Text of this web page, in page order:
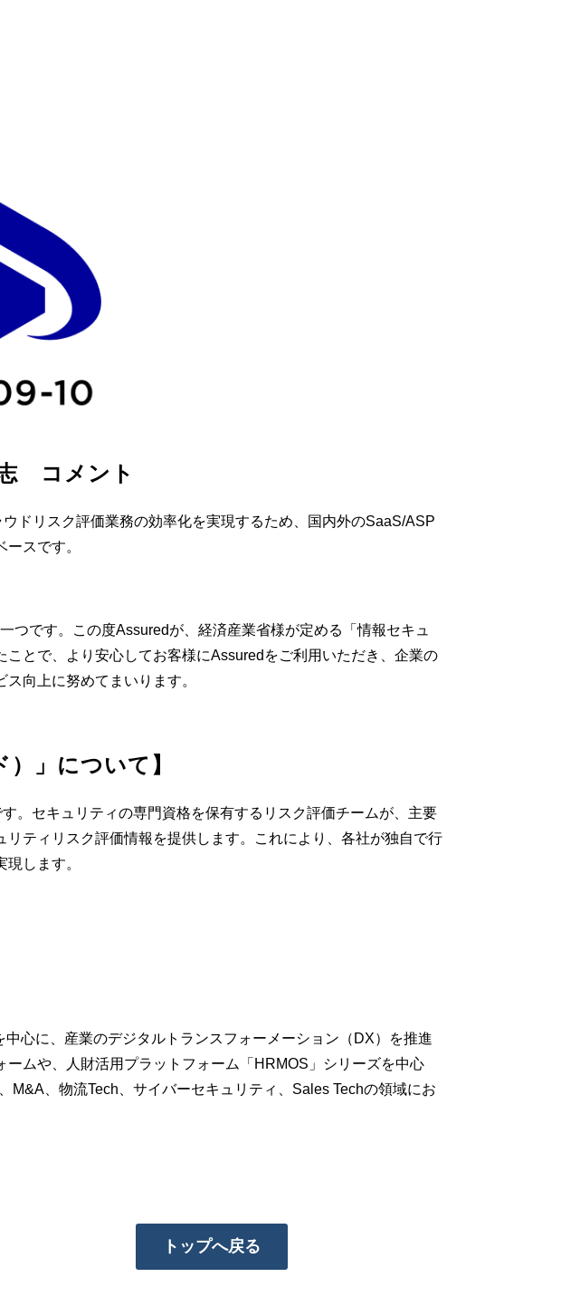
　コメント
ドリスク評価業務の効率化を実現するため、国内外のSaaS/ASP
スです。
です。この度Assuredが、経済産業省様が定める「情報セキュ
とで、より安心してお客様にAssuredをご利用いただき、企業の
向上に努めてまいります。
」について】
。セキュリティの専門資格を保有するリスク評価チームが、主要
ティリスク評価情報を提供します。これにより、各社が独自で行
現します。
心に、産業のデジタルトランスフォーメーション（DX）を推進
ムや、人財活用プラットフォーム「HRMOS」シリーズを中心
、物流Tech、サイバーセキュリティ、Sales Techの領域にお
トップへ戻る